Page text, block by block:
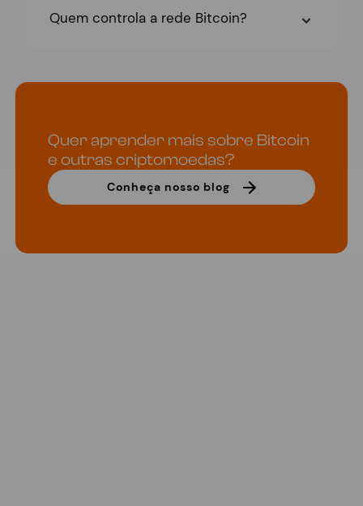
Quem controla a rede Bitcoin?
Quer aprender mais sobre Bitcoin
e outras criptomoedas?
Conheça nosso blog